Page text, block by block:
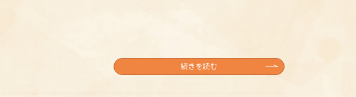
続きを読む